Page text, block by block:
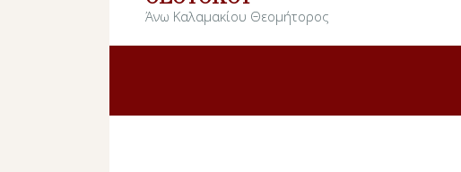
Άνω Καλαμακίου Θεομήτορος